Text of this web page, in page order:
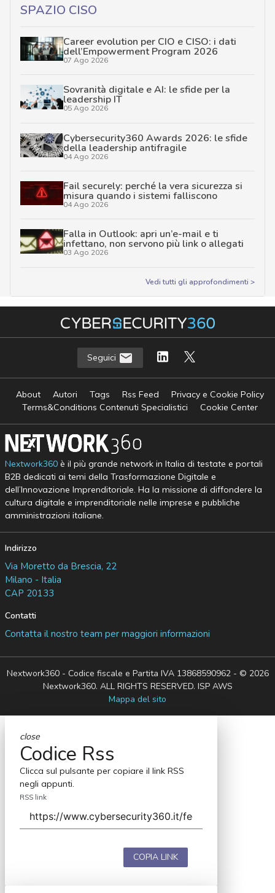
SPAZIO CISO
Career evolution per CIO e CISO: i dati
dell’Empowerment Program 2026
07 Ago 2026
Sovranità digitale e AI: le sfide per la
leadership IT
05 Ago 2026
Cybersecurity360 Awards 2026: le sfide
della leadership antifragile
04 Ago 2026
Fail securely: perché la vera sicurezza si
misura quando i sistemi falliscono
04 Ago 2026
Falla in Outlook: apri un’e-mail e ti
infettano, non servono più link o allegati
03 Ago 2026
Vedi tutti gli approfondimenti >
Seguici
About Autori Tags Rss Feed
Privacy e Cookie Policy
Terms&Conditions Contenuti Specialistici
Cookie Center
Nextwork360è il più grande network in Italia di testate e portali
B2B dedicati ai temi della Trasformazione Digitale e
dell’Innovazione Imprenditoriale. Ha la missione di diffondere la
cultura digitale e imprenditoriale nelle imprese e pubbliche
amministrazioni italiane.
Indirizzo
Via Moretto da Brescia, 22
Milano - Italia
CAP 20133
Contatti
Contatta il nostro team per maggiori informazioni
Nextwork360 - Codice fiscale e Partita IVA 13868590962 - © 2026
Nextwork360. ALL RIGHTS RESERVED. ISP AWS
Mappa del sito
close
Codice Rss
Clicca sul pulsante per copiare il link RSS
negli appunti.
RSS link
COPIA LINK